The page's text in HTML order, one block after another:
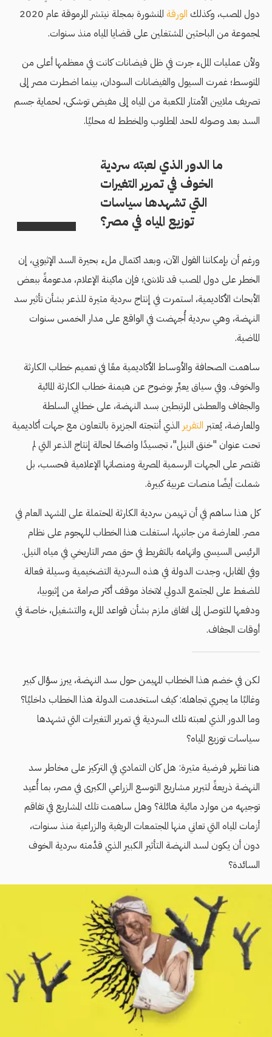
دول المصب، وكذلك الورقة المنشورة بمجلة نيتشر
المرموقة عام 2020
لمجموعة من الباحثين المشتغلين على قضايا المياه منذ سنوات.
ولأن عمليات الملء جرت في ظل فيضانات كانت في معظمها أعلى من
المتوسط؛ غمرت السيول والفيضانات السودان، بينما اضطرت مصر إلى
تصريف ملايين الأمتار المكعبة من المياه إلى مفيض توشكى، لحماية جسم
السد بعد وصوله للحد المطلوب والمخطط له محليًا.
ما الدور الذي لعبته سردية
الخوف في تمرير التغيرات
التي تشهدها سياسات
توزيع المياه في مصر؟
ورغم أن بإمكاننا القول الآن، وبعد اكتمال ملء بحيرة السد الإثيوبي، إن
الخطر على دول المصب قد تلاشى؛ فإن ماكينة الإعلام، مدعومةً ببعض
الأبحاث الأكاديمية، استمرت في إنتاج سردية مثيرة للذعر بشأن تأثير سد
النهضة، وهي سردية أُجهضت في الواقع على مدار الخمس سنوات
الماضية.
ساهمت الصحافة والأوساط الأكاديمية معًا في تعميم خطاب الكارثة
والخوف. وفي سياق يعبِّر بوضوح عن هيمنة خطاب الكارثة المائية
والجفاف والعطش المرتبطين بسد النهضة، على خطابي السلطة
والمعارضة، يُعتبر التقرير الذي أنتجته الجزيرة بالتعاون مع جهات أكاديمية
تحت عنوان "خنق النيل"، تجسيدًا واضحًا لحالة إنتاج الذعر التي لم
تقتصر على الجهات الرسمية المصرية ومنصاتها الإعلامية فحسب، بل
شملت أيضًا منصات عربية كبيرة.
كل هذا ساهم في أن تهيمن سردية الكارثة المحتملة على المشهد العام في
مصر. المعارضة من جانبها، استغلت هذا الخطاب للهجوم على نظام
الرئيس السيسي واتهامه بالتفريط في حق مصر التاريخي في مياه النيل.
وفي المقابل، وجدت الدولة في هذه السردية التضخيمية وسيلة فعالة
للضغط على المجتمع الدولي لاتخاذ موقف أكثر صرامة من إثيوبيا،
ودفعها للتوصل إلى اتفاق ملزم بشأن قواعد الملء والتشغيل، خاصة في
أوقات الجفاف.
لكن في خضم هذا الخطاب المهيمن حول سد النهضة، يبرز سؤال كبير
وغالبًا ما يجري تجاهله: كيف استخدمت الدولة هذا الخطاب داخليًا؟
وما الدور الذي لعبته تلك السردية في تمرير التغيرات التي تشهدها
سياسات توزيع المياه؟
هنا تظهر فرضية مثيرة: هل كان التمادي في التركيز على مخاطر سد
النهضة ذريعةً لتبرير مشاريع التوسع الزراعي الكبرى في مصر، بما أُعيد
توجيهه من موارد مائية هائلة؟ وهل ساهمت تلك المشاريع في تفاقم
أزمات المياه التي تعاني منها المجتمعات الريفية والزراعية منذ سنوات،
دون أن يكون لسد النهضة التأثير الكبير الذي قدَّمته سردية الخوف
السائدة؟